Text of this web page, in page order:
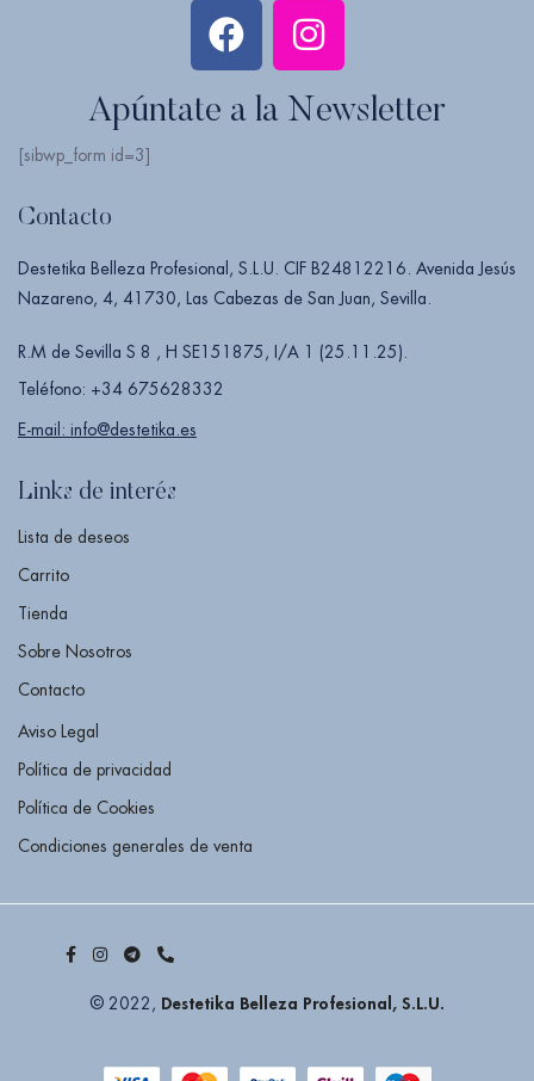
Apúntate a la Newsletter
[sibwp_form id=3]
Contacto
Destetika Belleza Profesional, S.L.U. CIF B24812216. Avenida Jesús
Nazareno, 4, 41730, Las Cabezas de San Juan, Sevilla.
R.M de Sevilla S 8 , H SE151875, I/A 1 (25.11.25).
Teléfono: +34 675628332
E-mail: info@destetika.es
Links de interés
Lista de deseos
Carrito
Tienda
Sobre Nosotros
Contacto
Aviso Legal
Política de privacidad
Política de Cookies
Condiciones generales de venta
© 2022, Destetika Belleza Profesional, S.L.U.